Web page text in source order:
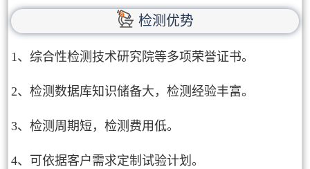
检测优势
1、综合性检测技术研究院等多项荣誉证书。
2、检测数据库知识储备大，检测经验丰富。
3、检测周期短，检测费用低。
4、可依据客户需求定制试验计划。